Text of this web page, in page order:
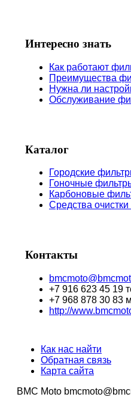
Интересно знать
Как работают
Преимущества
Нужна ли
Обслуживание
Каталог
Городские
Гоночные
Карбоновые
Средства очистки
Контакты
+7 916 623 45 19
+7 968 878 30 83
http://
Как нас найти
Обратная связь
Карта сайта
BMC Moto